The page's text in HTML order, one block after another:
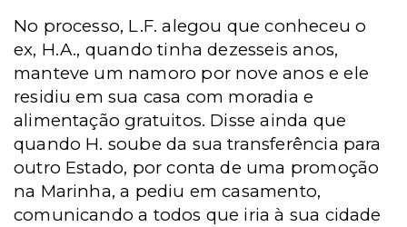
No processo, L.F. alegou que conheceu o
ex, H.A., quando tinha dezesseis anos,
manteve um namoro por nove anos e ele
residiu em sua casa com moradia e
alimentação gratuitos. Disse ainda que
quando H. soube da sua transferência para
outro Estado, por conta de uma promoção
na Marinha, a pediu em casamento,
comunicando a todos que iria à sua cidade